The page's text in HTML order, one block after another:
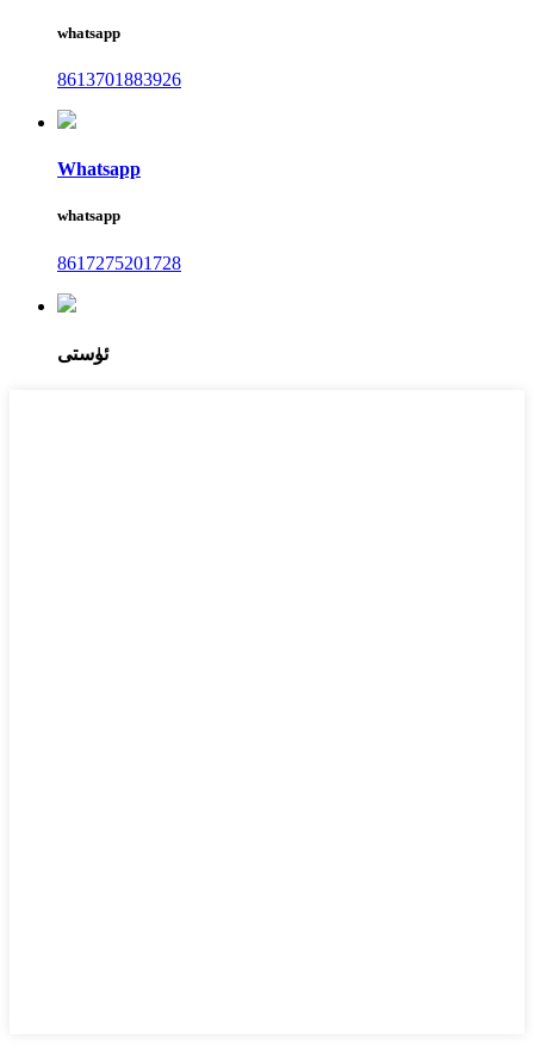
whatsapp
8613701883926
Whatsapp
whatsapp
8617275201728
ئۈستى